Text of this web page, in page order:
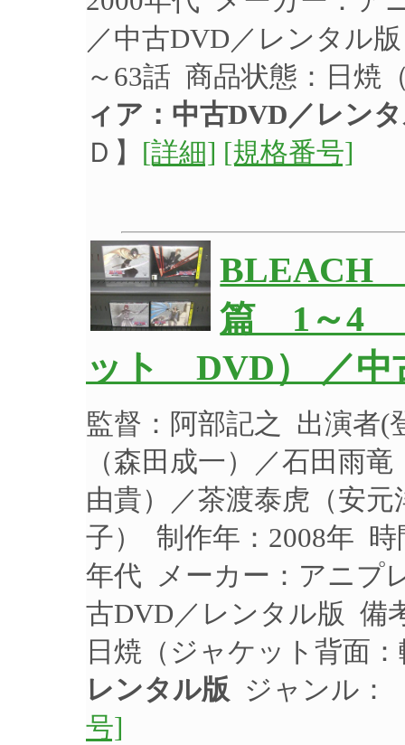
／中古DVD／レンタル
～63話 商品状態：日焼
ィア：中古DVD／レン
Ｄ】 [詳細] [規格番号]
BLEACH
篇 1～4
ット DVD） ／中
監督：阿部記之 出演者(
（森田成一）／石田雨
由貴）／茶渡泰虎（安
子） 制作年：2008年 時
年代 メーカー：アニプ
古DVD／レンタル版 備
日焼（ジャケット背面
レンタル版 ジャンル：
号]